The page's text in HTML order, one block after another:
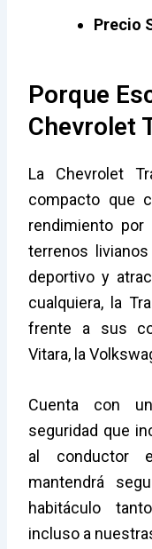
Precio
Porque
Chevrolet
La Chevrolet
compacto que
rendimiento por
terrenos
deportivo y
cualquiera, la
frente a sus
Vitara, la
Cuenta con
seguridad que
al conductor
mantendrá
habitáculo
incluso a